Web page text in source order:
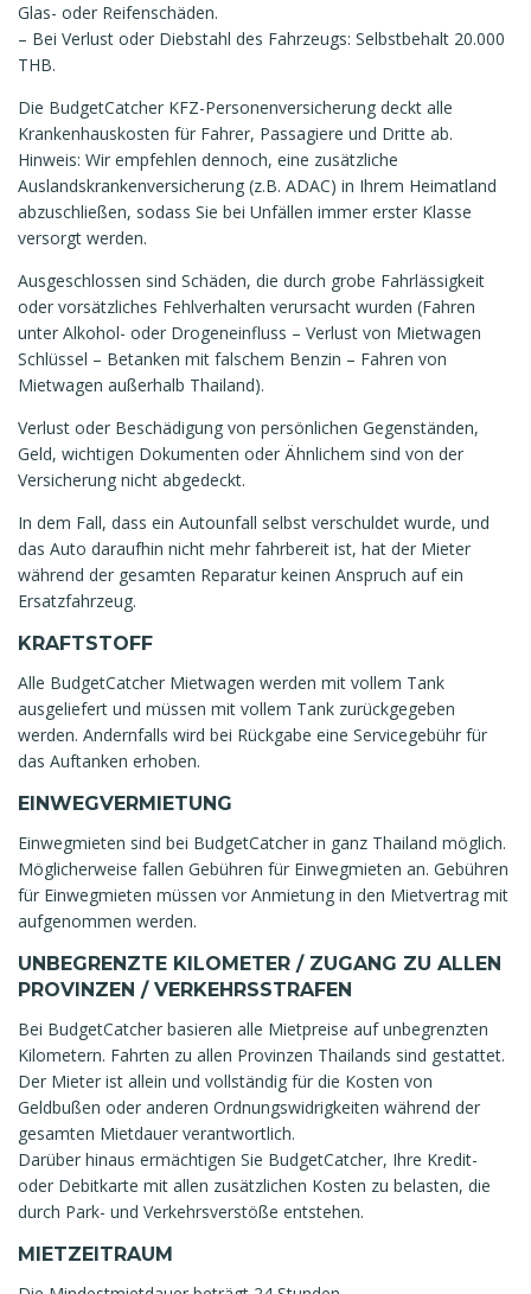
Glas- oder Reifenschäden.
– Bei Verlust oder Diebstahl des Fahrzeugs: Selbstbehalt 20.000
THB.
Die BudgetCatcher KFZ-Personenversicherung deckt alle
Krankenhauskosten für Fahrer, Passagiere und Dritte ab.
Hinweis: Wir empfehlen dennoch, eine zusätzliche
Auslandskrankenversicherung (z.B. ADAC) in Ihrem Heimatland
abzuschließen, sodass Sie bei Unfällen immer erster Klasse
versorgt werden.
Ausgeschlossen sind Schäden, die durch grobe Fahrlässigkeit
oder vorsätzliches Fehlverhalten verursacht wurden (Fahren
unter Alkohol- oder Drogeneinfluss – Verlust von Mietwagen
Schlüssel – Betanken mit falschem Benzin – Fahren von
Mietwagen außerhalb Thailand).
Verlust oder Beschädigung von persönlichen Gegenständen,
Geld, wichtigen Dokumenten oder Ähnlichem sind von der
Versicherung nicht abgedeckt.
In dem Fall, dass ein Autounfall selbst verschuldet wurde, und
das Auto daraufhin nicht mehr fahrbereit ist, hat der Mieter
während der gesamten Reparatur keinen Anspruch auf ein
Ersatzfahrzeug.
KRAFTSTOFF
Alle BudgetCatcher Mietwagen werden mit vollem Tank
ausgeliefert und müssen mit vollem Tank zurückgegeben
werden. Andernfalls wird bei Rückgabe eine Servicegebühr für
das Auftanken erhoben.
EINWEGVERMIETUNG
Einwegmieten sind bei BudgetCatcher in ganz Thailand möglich.
Möglicherweise fallen Gebühren für Einwegmieten an. Gebühren
für Einwegmieten müssen vor Anmietung in den Mietvertrag mit
aufgenommen werden.
UNBEGRENZTE KILOMETER / ZUGANG ZU ALLEN
PROVINZEN / VERKEHRSSTRAFEN
Bei BudgetCatcher basieren alle Mietpreise auf unbegrenzten
Kilometern. Fahrten zu allen Provinzen Thailands sind gestattet.
Der Mieter ist allein und vollständig für die Kosten von
Geldbußen oder anderen Ordnungswidrigkeiten während der
gesamten Mietdauer verantwortlich.
Darüber hinaus ermächtigen Sie BudgetCatcher, Ihre Kredit-
oder Debitkarte mit allen zusätzlichen Kosten zu belasten, die
durch Park- und Verkehrsverstöße entstehen.
MIETZEITRAUM